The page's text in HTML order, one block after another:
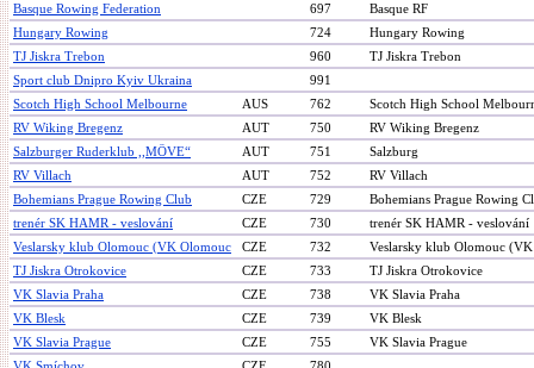
Basque Rowing Federation
697
Basque RF
Hungary Rowing
724
Hungary Rowing
TJ Jiskra Trebon
960
TJ Jiskra Trebon
Sport club Dnipro Kyiv Ukraina
991
Scotch High School Melbourne
AUS 762
Scotch High School
RV Wiking Bregenz
AUT 750
RV Wiking Bregenz
Salzburger Ruderklub ,,MÖVE“
AUT 751
Salzburg
RV Villach
AUT 752
RV Villach
Bohemians Prague Rowing Club
CZE 729
Bohemians Prague Rowing
trenér SK HAMR - veslování
CZE 730
trenér SK HAMR - veslování
Veslarsky klub Olomouc (VK Olomouc
CZE 732
Veslarsky klub Olomouc
TJ Jiskra Otrokovice
CZE 733
TJ Jiskra Otrokovice
VK Slavia Praha
CZE 738
VK Slavia Praha
VK Blesk
CZE 739
VK Blesk
VK Slavia Prague
CZE 755
VK Slavia Prague